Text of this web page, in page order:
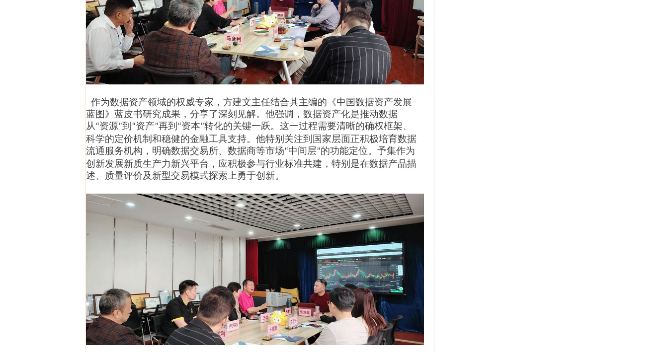
作为数据资产领域的权威专家，方建文主任结合其主编的《中国数据资产发展
蓝图》 蓝皮书研究成果，分享了深刻见解。他强调，数据资产化是推动数据
从“资源”到 “资产”再到 “资本”转化的关键一跃。这一过程需要清晰的确权框架、
科学的定价机制和稳健的金融工具支持。他特别关注到国家层面正积极培育数据
流通服务机构，明确数据交易所、数据商等市场“中间层”的功能定位。予集作为
创新发展新质生产力新兴平台，应积极参与行业标准共建，特别是在数据产品描
述、质量评价及新型交易模式探索上勇于创新。